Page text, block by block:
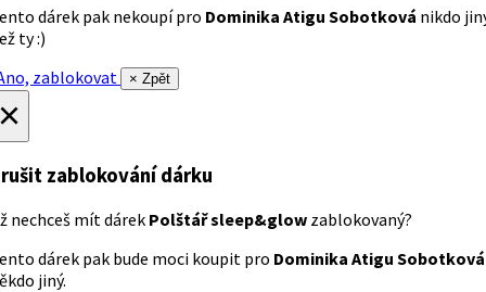
dárek pak nekoupí pro Dominika Atigu Sobotková nikdo
ty :)
zablokovat
× Zpět
zablokování dárku
nechceš mít dárek Polštář sleep&glow zablokovaný?
dárek pak bude moci koupit pro Dominika Atigu Sobotková
jiný.